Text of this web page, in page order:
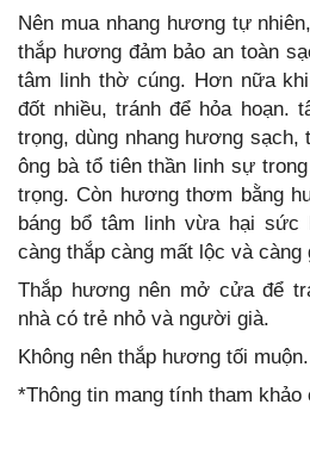
Nên mua nhang hương tự
thắp hương đảm bảo an toàn
tâm linh thờ cúng. Hơn nữa
đốt nhiều, tránh để hỏa hoạn.
trọng, dùng nhang hương sạch,
ông bà tổ tiên thần linh sự
trọng. Còn hương thơm bằng
báng bổ tâm linh vừa hại sức
càng thắp càng mất lộc và càng
Thắp hương nên mở cửa để
nhà có trẻ nhỏ và người già.
Không nên thắp hương tối muộn.
*Thông tin mang tính tham khảo